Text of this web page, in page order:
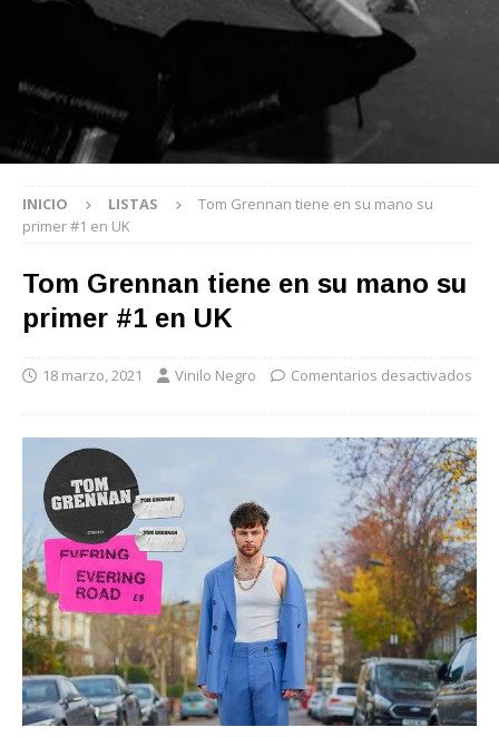
INICIO LISTAS
Tom Grennan tiene en su mano su
primer #1 en UK
Tom Grennan tiene en su mano su
primer #1 en UK
18 marzo, 2021 Vinilo Negro Comentarios desactivados